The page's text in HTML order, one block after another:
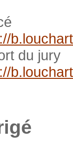
du jury